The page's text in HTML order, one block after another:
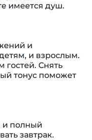
имеется душ.
и
и взрослым.
гостей. Снять
тонус поможет
и полный
завтрак.